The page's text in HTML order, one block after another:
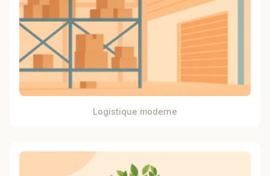
Logistique moderne